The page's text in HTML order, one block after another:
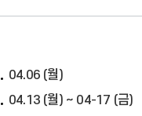
04.06 (월)
04.13 (월) ~ 04-17 (금)